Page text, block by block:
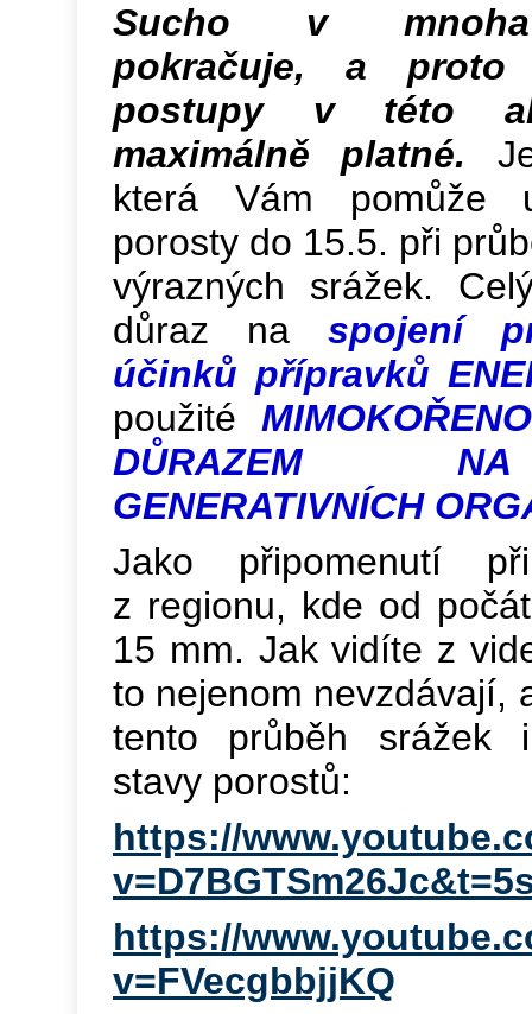
Sucho v mnoha
pokračuje, a proto
postupy v této
maximálně platné.
která Vám pomůže
porosty do 15.5. při
výrazných srážek.
důraz na spojení
účinků přípravků
použité
DŮRAZEM
GENERATIVNÍCH
Jako připomenutí
z regionu, kde od
15 mm. Jak vidíte z
to nejenom nevzdávají,
tento průběh srážek
stavy porostů:
https://
https://
v=FVecgbbjjKQ